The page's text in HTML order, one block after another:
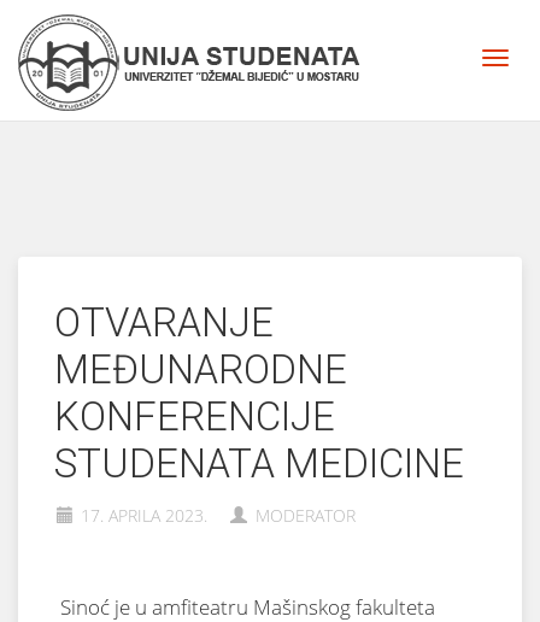
OTVARANJE
MEĐUNARODNE
KONFERENCIJE
STUDENATA MEDICINE
17. APRILA 2023. MODERATOR
Sinoć je u amfiteatru Mašinskog fakulteta